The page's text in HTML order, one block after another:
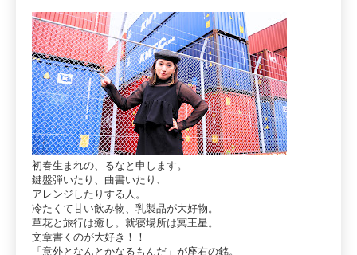
初春生まれの、るなと申します。
鍵盤弾いたり、曲書いたり、
アレンジしたりする人。
冷たくて甘い飲み物、乳製品が大好物。
草花と旅行は癒し。就寝場所は冥王星。
文章書くのが大好き！！
「意外となんとかなるもんだ」が座右の銘。